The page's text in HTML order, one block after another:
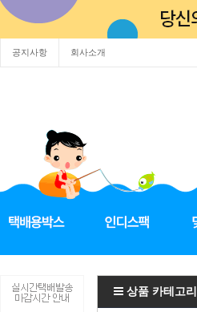
공지사항 회사소개
상품 카테고리